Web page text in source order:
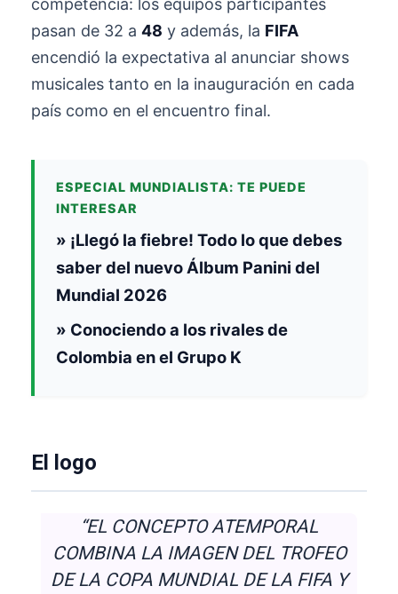
competencia: los equipos participantes
pasan de 32 a 48 y además, la FIFA
encendió la expectativa al anunciar shows
musicales tanto en la inauguración en cada
país como en el encuentro final.
ESPECIAL MUNDIALISTA: TE PUEDE
INTERESAR
» ¡Llegó la fiebre! Todo lo que debes
saber del nuevo Álbum Panini del
Mundial 2026
» Conociendo a los rivales de
Colombia en el Grupo K
El logo
“EL CONCEPTO ATEMPORAL
COMBINA LA IMAGEN DEL TROFEO
DE LA COPA MUNDIAL DE LA FIFA Y